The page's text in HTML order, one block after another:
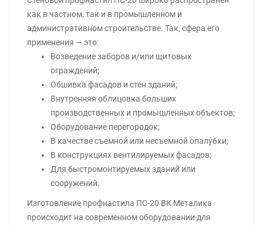
как в частном, так и в промышленном и
административном строительстве. Так, сфера его
применения — это:
Возведение заборов и/или щитовых
ограждений;
Обшивка фасадов и стен зданий;
Внутренняя облицовка больших
производственных и промышленных объектов;
Оборудование перегородок;
В качестве съемной или несъемной опалубки;
В конструкциях вентилируемых фасадов;
Для быстромонтируемых зданий или
сооружений.
Изготовление профнастила ПС-20 ВК Металика
происходит на современном оборудовании для